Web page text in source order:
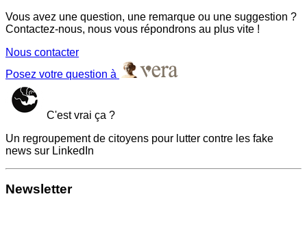
Vous avez une question, une remarque ou une suggestion ?
Contactez-nous, nous vous répondrons au plus vite !
Nous contacter
Posez votre question à
C'est vrai ça ?
Un regroupement de citoyens pour lutter contre les fake
news sur LinkedIn
Newsletter